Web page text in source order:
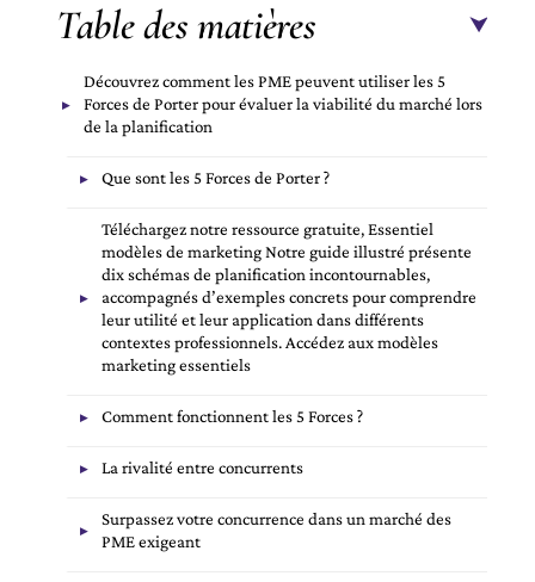
Table des matières
Découvrez comment les PME peuvent utiliser les 5
Forces de Porter pour évaluer la viabilité du marché lors
de la planification
Que sont les 5 Forces de Porter ?
Téléchargez notre ressource gratuite, Essentiel
modèles de marketing Notre guide illustré présente
dix schémas de planification incontournables,
accompagnés d’exemples concrets pour comprendre
leur utilité et leur application dans différents
contextes professionnels. Accédez aux modèles
marketing essentiels
Comment fonctionnent les 5 Forces ?
La rivalité entre concurrents
Surpassez votre concurrence dans un marché des
PME exigeant